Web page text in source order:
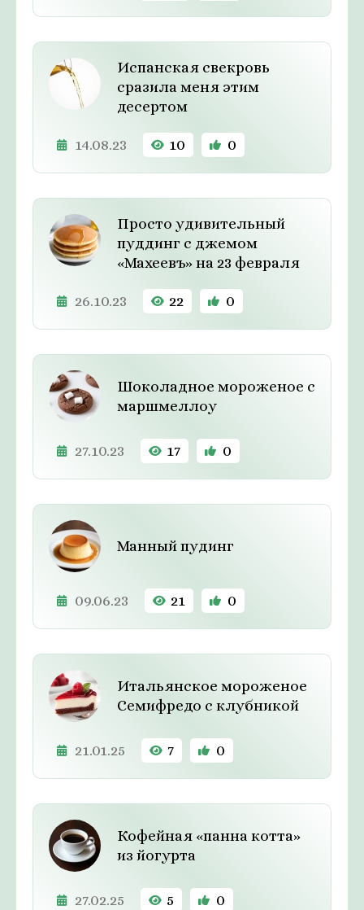
Испанская свекровь
сразила меня этим
десертом
14.08.23 10 0
Просто удивительный
пуддинг с джемом
«Махеевъ» на 23 февраля
26.10.23 22 0
Шоколадное мороженое с
маршмеллоу
27.10.23 17 0
Манный пудинг
09.06.23 21 0
Итальянское мороженое
Семифредо с клубникой
21.01.25 7 0
Кофейная «панна котта»
из йогурта
27.02.25 5 0